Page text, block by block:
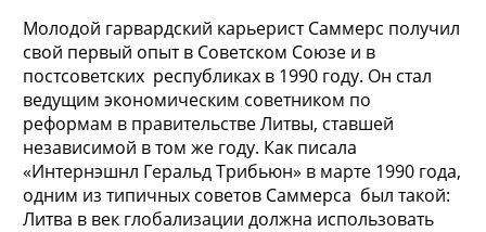
Молодой гарвардский карьерист Саммерс получил
свой первый опыт в Советском Союзе и в
постсоветских республиках в 1990 году. Он стал
ведущим экономическим советником по
реформам в правительстве Литвы, ставшей
независимой в том же году. Как писала
«Интернэшнл Геральд Трибьюн» в марте 1990 года,
одним из типичных советов Саммерса был такой:
Литва в век глобализации должна использовать